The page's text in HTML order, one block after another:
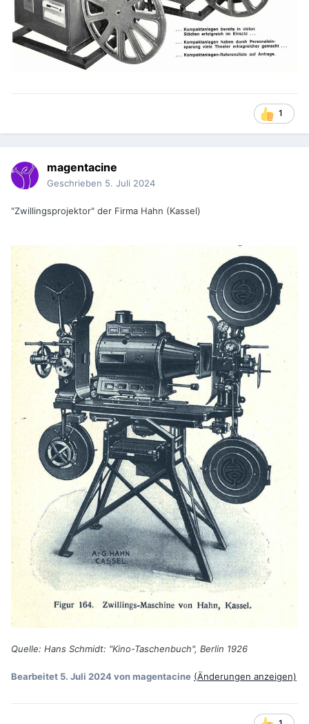
1
magentacine
Geschrieben 5. Juli 2024
"Zwillingsprojektor" der Firma Hahn (Kassel)
Quelle: Hans Schmidt: "Kino-Taschenbuch", Berlin 1926
Bearbeitet 5. Juli 2024von magentacine (Änderungen anzeigen)